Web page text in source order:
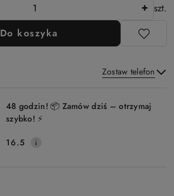
szt.
Do koszyka
Zostaw telefon
Wyślij
48 godzin! 📦 Zamów dziś – otrzymaj
szybko! ⚡
16.5